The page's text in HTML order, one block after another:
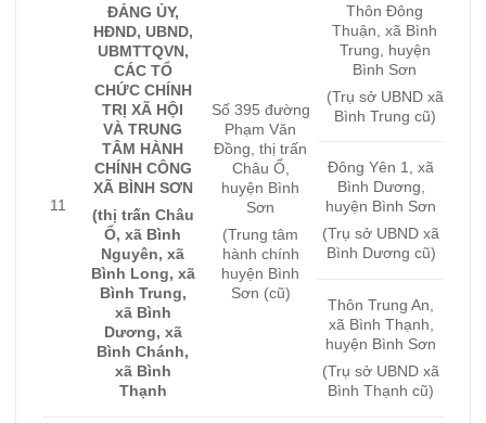
11
ĐẢNG ỦY,
HĐND, UBND,
UBMTTQVN,
CÁC TỔ
CHỨC CHÍNH
TRỊ XÃ HỘI
VÀ TRUNG
TÂM HÀNH
CHÍNH CÔNG
XÃ BÌNH SƠN
(thị trấn Châu
Ổ, xã Bình
Nguyên, xã
Bình Long, xã
Bình Trung,
xã Bình
Dương, xã
Bình Chánh,
xã Bình
Thạnh
Số 395 đường
Phạm Văn
Đồng, thị trấn
Châu Ổ,
huyện Bình
Sơn
(Trung tâm
hành chính
huyện Bình
Sơn (cũ)
Thôn Đông
Thuận, xã Bình
Trung, huyện
Bình Sơn
(Trụ sở UBND xã
Bình Trung cũ)
Đông Yên 1, xã
Bình Dương,
huyện Bình Sơn
(Trụ sở UBND xã
Bình Dương cũ)
Thôn Trung An,
xã Bình Thạnh,
huyện Bình Sơn
(Trụ sở UBND xã
Bình Thạnh cũ)